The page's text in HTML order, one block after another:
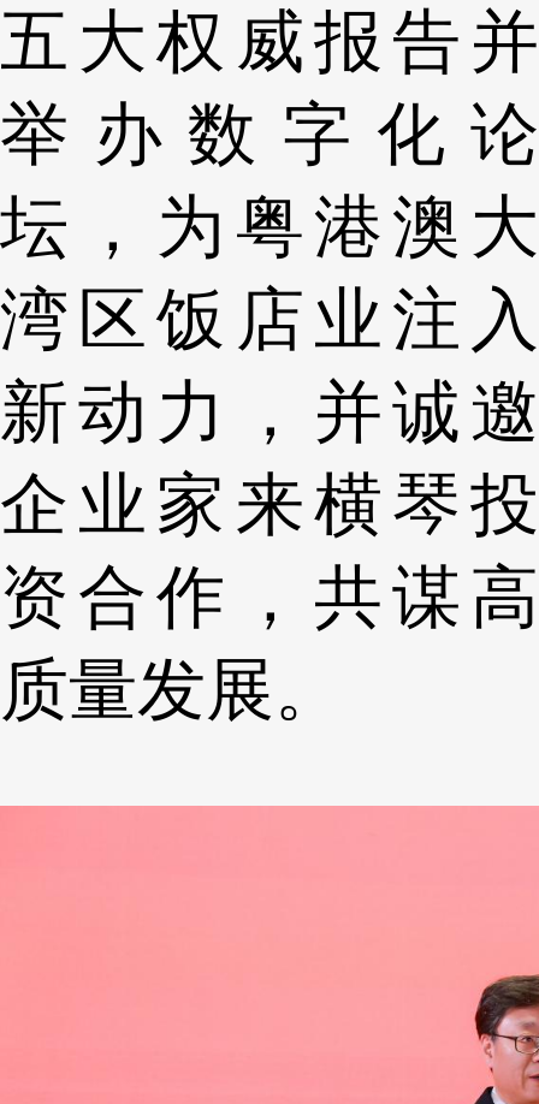
五大权威报告并
举办数字化论
坛，为粤港澳大
湾区饭店业注入
新动力，并诚邀
企业家来横琴投
资合作，共谋高
质量发展。